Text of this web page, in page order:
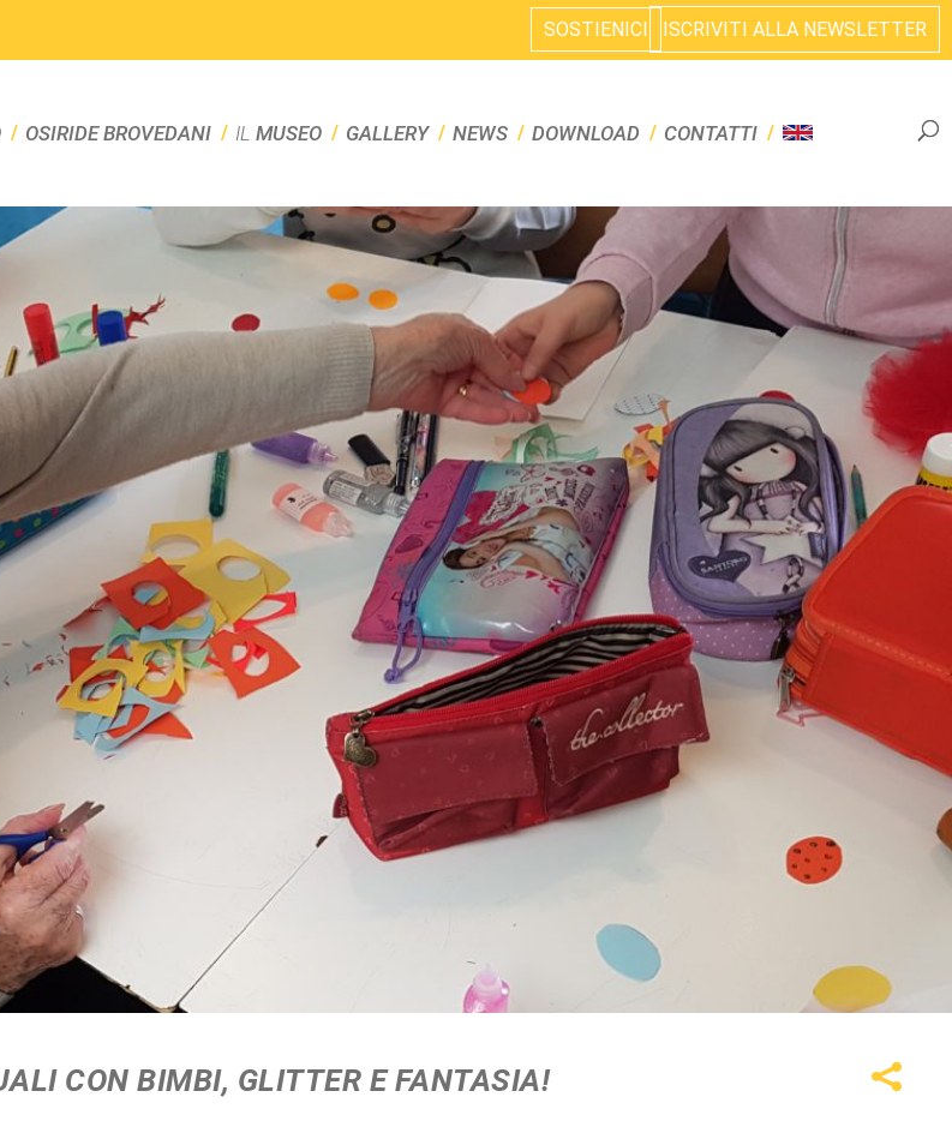
SOSTIENICI ISCRIVITI ALLA NEWSLETTER
OSIRIDE BROVEDANI IL MUSEO GALLERY NEWS DOWNLOAD CONTATTI
CON BIMBI, GLITTER E FANTASIA!